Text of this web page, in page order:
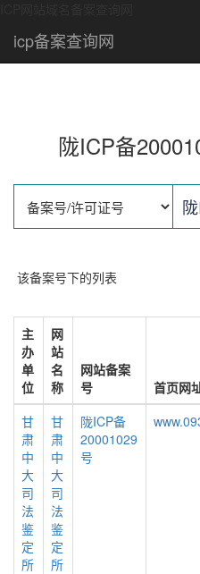
icp备案查询网
陇ICP备
该备案号下的列表
主
办
单
位
网
站
名
称
网站备案
号
首页网
甘
肃
中
大
司
法
鉴
定
所
甘
肃
中
大
司
法
鉴
定
所
陇ICP备
20001029
号